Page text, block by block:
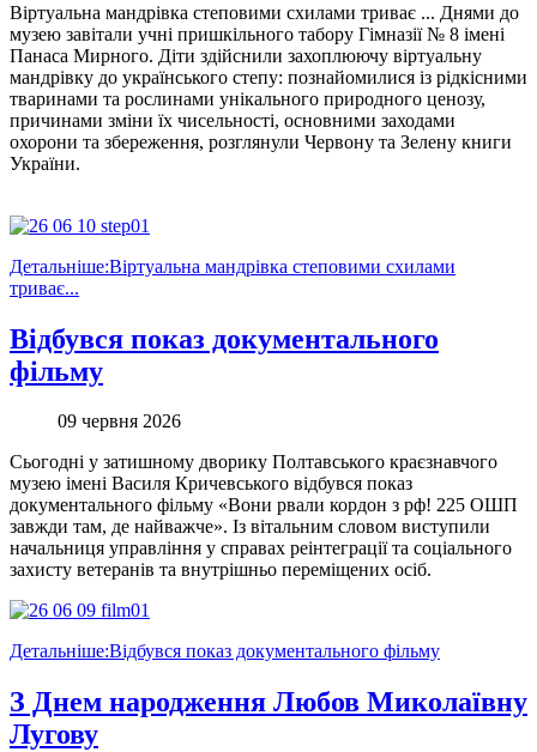
Віртуальна мандрівка степовими схилами триває ... Днями до
музею завітали учні пришкільного табору Гімназії № 8 імені
Панаса Мирного. Діти здійснили захоплюючу віртуальну
мандрівку до українського степу: познайомилися із рідкісними
тваринами та рослинами унікального природного ценозу,
причинами зміни їх чисельності, основними заходами
охорони та збереження, розглянули Червону та Зелену книги
України.
Детальніше:Віртуальна мандрівка степовими схилами
триває...
Відбувся показ документального
фільму
09 червня 2026
Сьогодні у затишному дворику Полтавського краєзнавчого
музею імені Василя Кричевського відбувся показ
документального фільму «Вони рвали кордон з рф! 225 ОШП
завжди там, де найважче». Із вітальним словом виступили
начальниця управління у справах реінтеграції та соціального
захисту ветеранів та внутрішньо переміщених осіб.
Детальніше:Відбувся показ документального фільму
З Днем народження Любов Миколаївну
Лугову